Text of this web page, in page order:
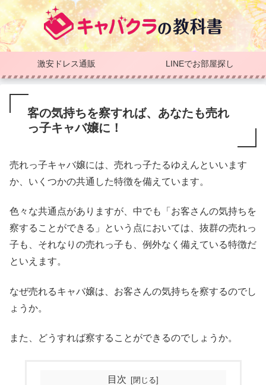
激安ドレス通販 LINEでお部屋探し
客の気持ちを察すれば、あなたも売れ
っ子キャバ嬢に！
売れっ子キャバ嬢には、売れっ子たるゆえんといいます
か、いくつかの共通した特徴を備えています。
色々な共通点がありますが、中でも「お客さんの気持ちを
察することができる」という点においては、抜群の売れっ
子も、それなりの売れっ子も、例外なく備えている特徴だ
といえます。
なぜ売れるキャバ嬢は、お客さんの気持ちを察するのでし
ょうか。
また、どうすれば察することができるのでしょうか。
目次